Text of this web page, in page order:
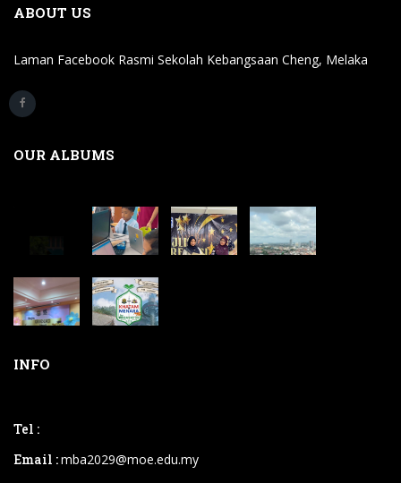
ABOUT US
Laman Facebook Rasmi Sekolah Kebangsaan Cheng, Melaka
OUR ALBUMS
INFO
Tel :
Email :mba2029@moe.edu.my